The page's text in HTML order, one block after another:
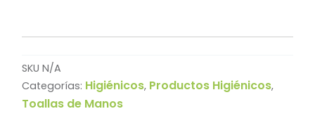
SKUN/A
Categorías: Higiénicos, Productos Higiénicos,
Toallas de Manos